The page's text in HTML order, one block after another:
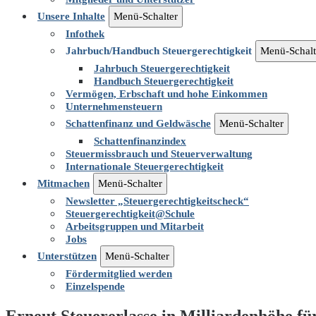
Unsere Inhalte
Menü-Schalter
Infothek
Jahrbuch/Handbuch Steuergerechtigkeit
Menü-
Jahrbuch Steuergerechtigkeit
Handbuch Steuergerechtigkeit
Vermögen, Erbschaft und hohe Einkommen
Unternehmensteuern
Schattenfinanz und Geldwäsche
Menü-Schalter
Schattenfinanzindex
Steuermissbrauch und Steuerverwaltung
Internationale Steuergerechtigkeit
Mitmachen
Menü-Schalter
Newsletter „Steuergerechtigkeitscheck“
Steuergerechtigkeit@Schule
Arbeitsgruppen und Mitarbeit
Jobs
Unterstützen
Menü-Schalter
Fördermitglied werden
Einzelspende